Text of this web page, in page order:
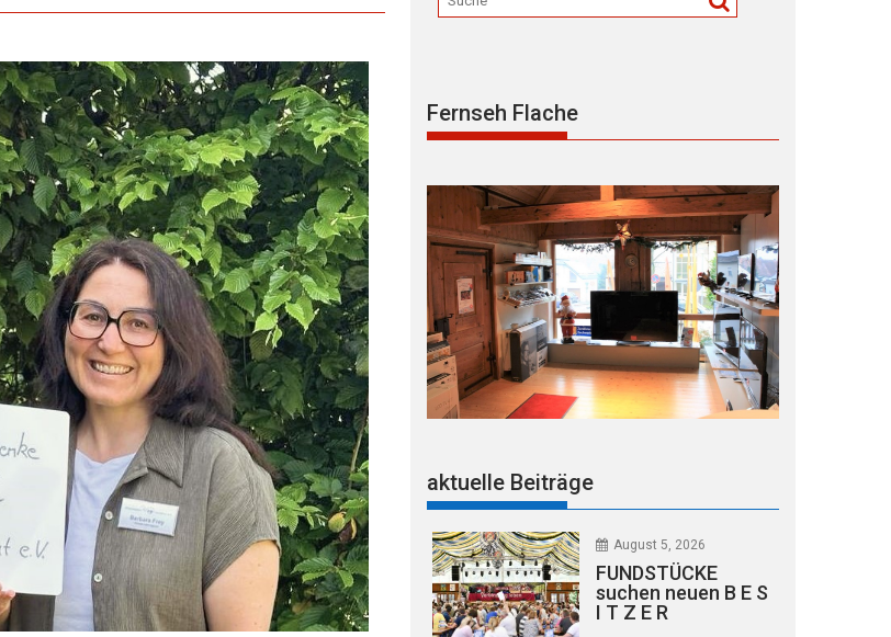
Fernseh Flache
aktuelle Beiträge
August 5, 2026
FUNDSTÜCKE
suchen neuen B E S
I T Z E R